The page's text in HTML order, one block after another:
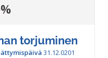
torjuminen
31.12.0201